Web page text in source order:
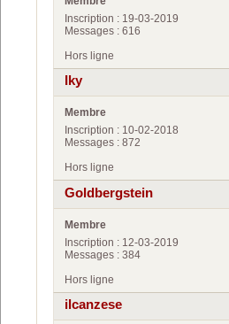
Inscription : 19-03-2019
Messages : 616
Hors ligne
Iky
Membre
Inscription : 10-02-2018
Messages : 872
Hors ligne
Goldbergstein
Membre
Inscription : 12-03-2019
Messages : 384
Hors ligne
ilcanzese